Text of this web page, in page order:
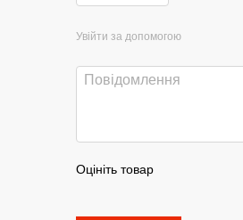
Увійти за допомогою
Оцініть товар